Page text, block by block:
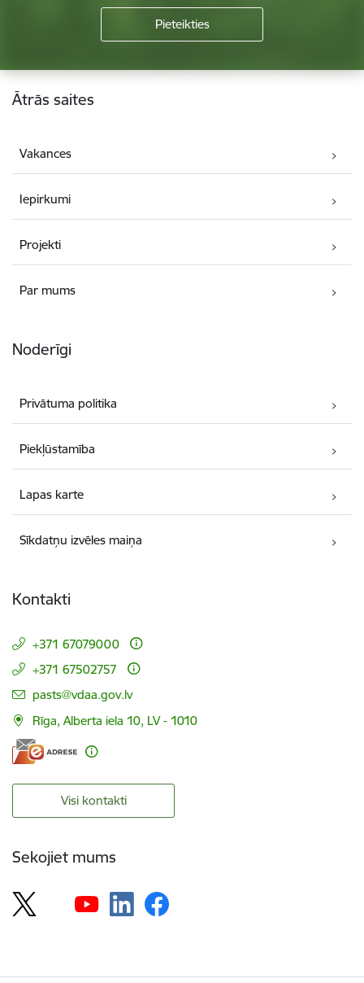
Kājene
Ātrās saites
Vakances
Iepirkumi
Projekti
Par mums
Noderīgi
Privātuma politika
Piekļūstamība
Lapas karte
Sīkdatņu izvēles maiņa
Kontakti
+371 67079000
+371 67502757
E-pasts:
pasts@vdaa.gov.lv
Rīga, Alberta iela 10, LV - 1010
Visi kontakti
Sekojiet mums